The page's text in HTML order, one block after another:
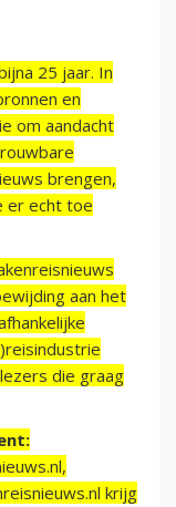
25 jaar. In
en
om aandacht
brengen,
er echt toe
aan het
die graag
krijg